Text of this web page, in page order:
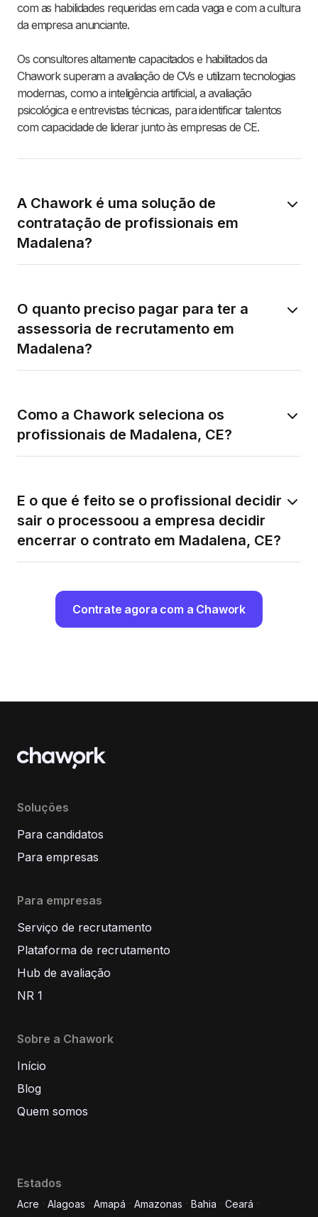
com as habilidades requeridas em cada vaga e com a cultura
da empresa anunciante.
Os consultores altamente capacitados e habilitados da
Chawork superam a avaliação de CVs e utilizam tecnologias
modernas, como a inteligência artificial, a avaliação
psicológica e entrevistas técnicas, para identificar talentos
com capacidade de liderar junto às empresas de CE.
A Chawork é uma solução de
contratação de profissionais em
Madalena?
O quanto preciso pagar para ter a
assessoria de recrutamento em
Madalena?
Como a Chawork seleciona os
profissionais de Madalena, CE?
E o que é feito se o profissional decidir
sair o processoou a empresa decidir
encerrar o contrato em Madalena, CE?
Contrate agora com a Chawork
Soluções
Para candidatos
Para empresas
Para empresas
Serviço de recrutamento
Plataforma de recrutamento
Hub de avaliação
NR 1
Sobre a Chawork
Início
Blog
Quem somos
Estados
Acre Alagoas Amapá Amazonas Bahia
Ceará